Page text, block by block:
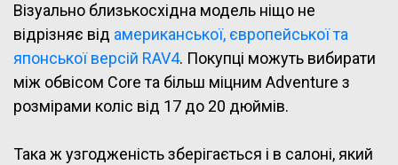
Візуально близькосхідна модель ніщо не
відрізняє від американської, європейської та
японської версій RAV4. Покупці можуть вибирати
між обвісом Core та більш міцним Adventure з
розмірами коліс від 17 до 20 дюймів.
Така ж узгодженість зберігається і в салоні, який